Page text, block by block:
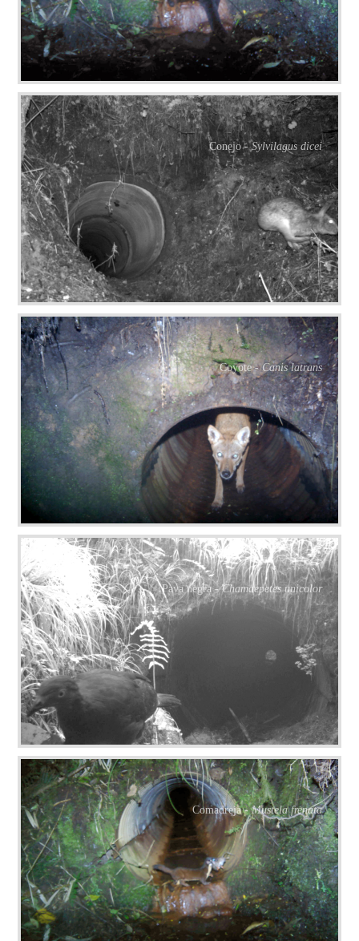
Conejo -Sylvilagus dicei
Coyote -Canis latrans
Pava negra -Chamaepetes unicolor
Comadreja -Mustela frenata